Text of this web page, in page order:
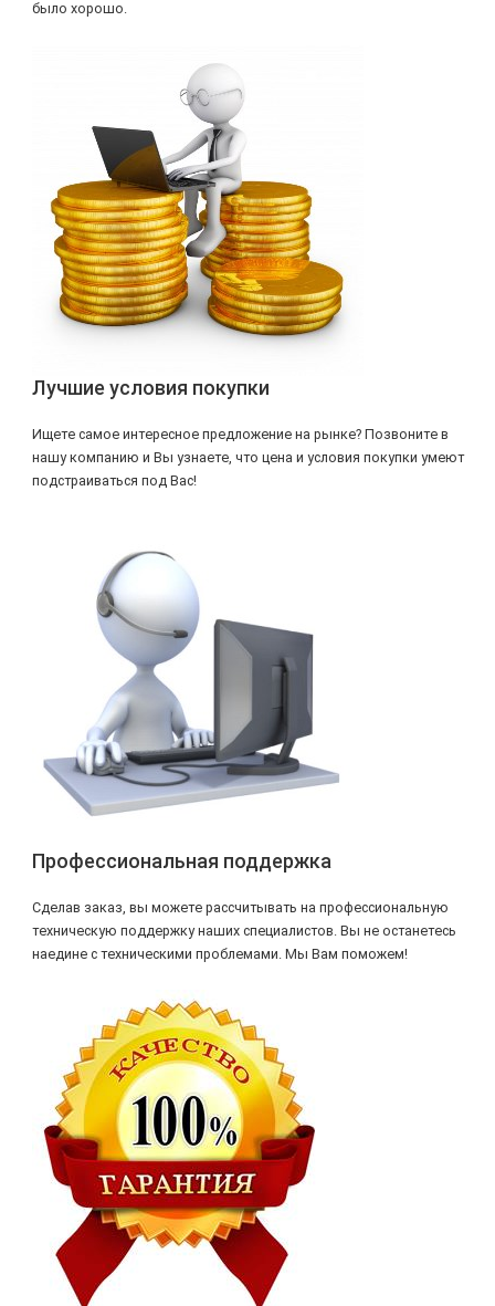
было хорошо.
Лучшие условия покупки
Ищете самое интересное предложение на рынке? Позвоните в
нашу компанию и Вы узнаете, что цена и условия покупки умеют
подстраиваться под Вас!
Профессиональная поддержка
Сделав заказ, вы можете рассчитывать на профессиональную
техническую поддержку наших специалистов. Вы не останетесь
наедине с техническими проблемами. Мы Вам поможем!